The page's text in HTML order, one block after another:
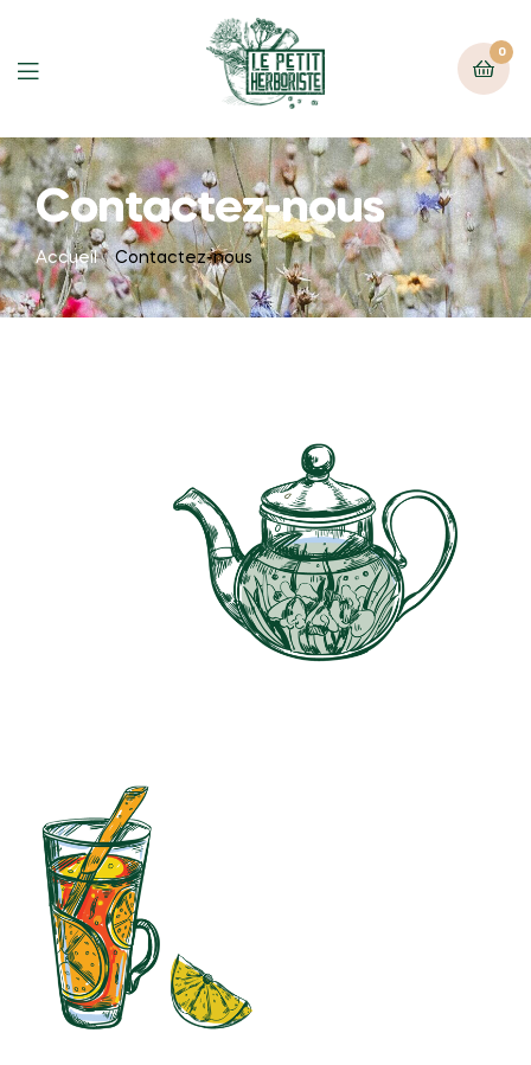
0
Contactez-nous
Accueil Contactez-nous